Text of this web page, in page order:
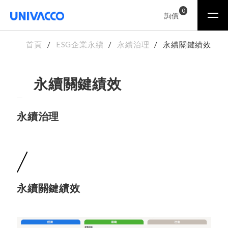
詢價
0
首頁 ESG企業永續 永續治理 永續關鍵績效
永續關鍵績效
永續治理
永續關鍵績效